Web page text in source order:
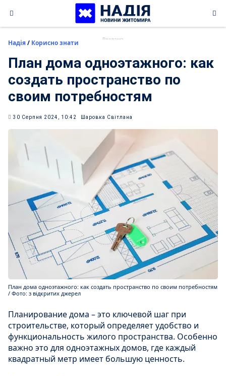
content
Надія/ Корисно знати
План дома одноэтажного: как
создать пространство по
своим потребностям
30 Серпня 2024, 10:42 Шаровка Світлана
План дома одноэтажного: как создать пространство по своим потребностям
/ Фото: з відкритих джерел
Планирование дома – это ключевой шаг при
строительстве, который определяет удобство и
функциональность жилого пространства. Особенно
важно это для одноэтажных домов, где каждый
квадратный метр имеет большую ценность.